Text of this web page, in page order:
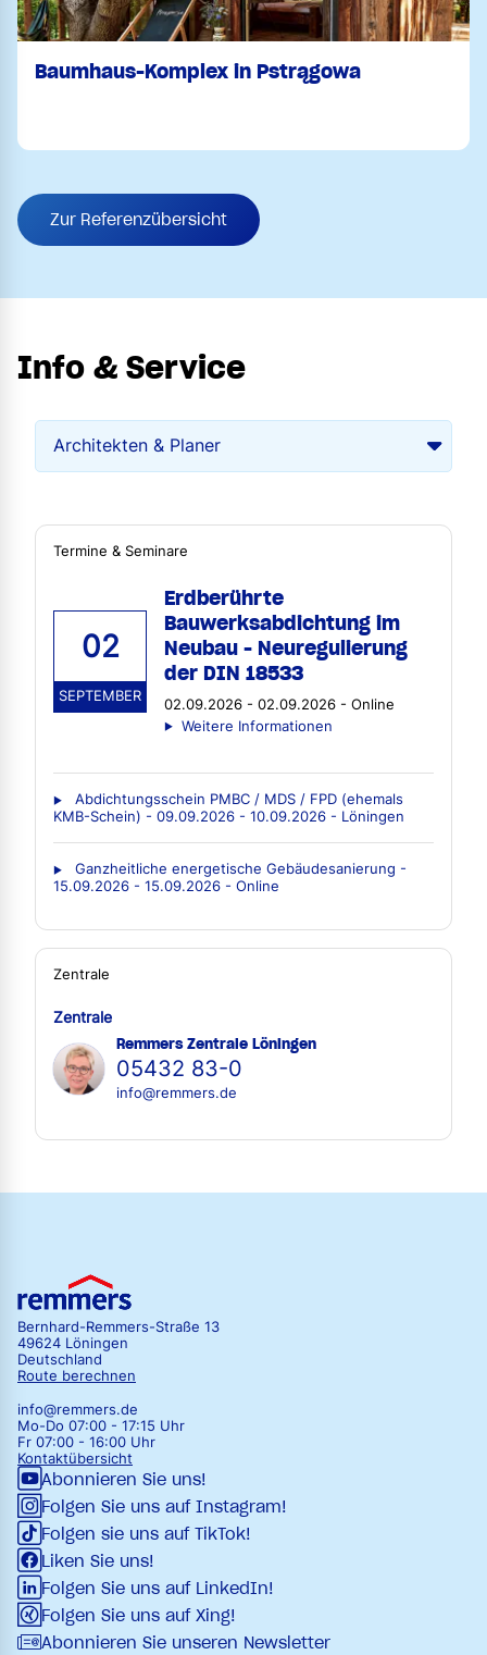
Baumhaus-Komplex in Pstrągowa
Zur Referenzübersicht
Info & Service
Termine & Seminare
02
SEPTEMBER
Erdberührte
Bauwerksabdichtung im
Neubau - Neuregulierung
der DIN 18533
02.09.2026 - 02.09.2026 - Online
Weitere Informationen
Abdichtungsschein PMBC / MDS / FPD (ehemals
KMB-Schein) - 09.09.2026 - 10.09.2026 - Löningen
Ganzheitliche energetische Gebäudesanierung -
15.09.2026 - 15.09.2026 - Online
Zentrale
Zentrale
Remmers Zentrale Löningen
05432 83-0
info@remmers.de
Bernhard-Remmers-Straße 13
49624 Löningen
Deutschland
Route berechnen
info@remmers.de
Mo-Do 07:00 - 17:15 Uhr
Fr 07:00 - 16:00 Uhr
Kontaktübersicht
Abonnieren Sie uns!
Folgen Sie uns auf Instagram!
Folgen sie uns auf TikTok!
Liken Sie uns!
Folgen Sie uns auf LinkedIn!
Folgen Sie uns auf Xing!
Abonnieren Sie unseren Newsletter